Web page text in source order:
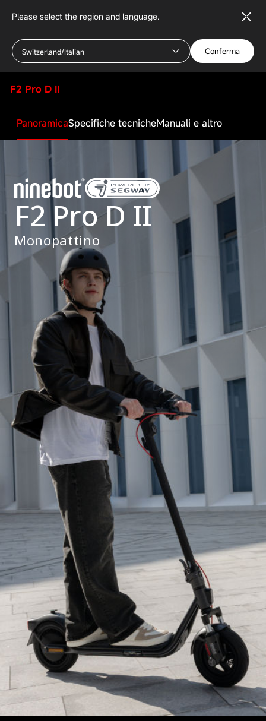
Please select the region and language.
Switzerland/Italian Conferma
F2 Pro D II
PanoramicaSpecifiche tecnicheManuali e altro
F2 Pro D II
Monopattino